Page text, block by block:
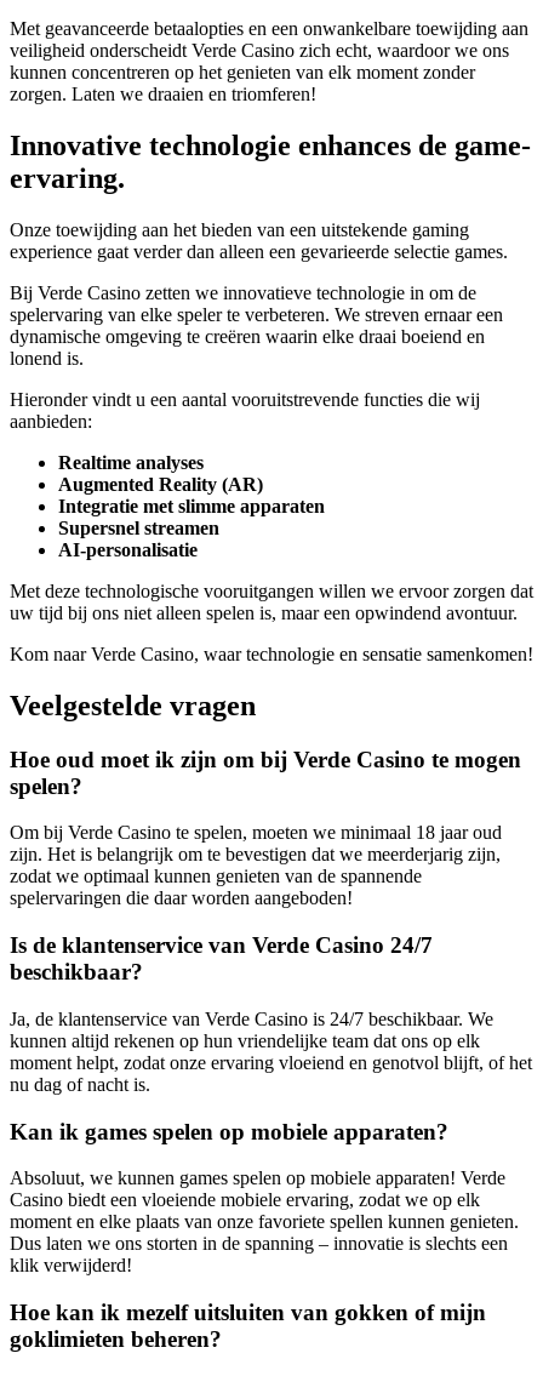
Met geavanceerde betaalopties en een onwankelbare toewijding aan
veiligheid onderscheidt Verde Casino zich echt, waardoor we ons
kunnen concentreren op het genieten van elk moment zonder
zorgen. Laten we draaien en triomferen!
Innovative technologie enhances de game-
ervaring.
Onze toewijding aan het bieden van een uitstekende gaming
experience gaat verder dan alleen een gevarieerde selectie games.
Bij Verde Casino zetten we innovatieve technologie in om de
spelervaring van elke speler te verbeteren. We streven ernaar een
dynamische omgeving te creëren waarin elke draai boeiend en
lonend is.
Hieronder vindt u een aantal vooruitstrevende functies die wij
aanbieden:
Realtime analyses
Augmented Reality (AR)
Integratie met slimme apparaten
Supersnel streamen
AI-personalisatie
Met deze technologische vooruitgangen willen we ervoor zorgen dat
uw tijd bij ons niet alleen spelen is, maar een opwindend avontuur.
Kom naar Verde Casino, waar technologie en sensatie samenkomen!
Veelgestelde vragen
Hoe oud moet ik zijn om bij Verde Casino te mogen
spelen?
Om bij Verde Casino te spelen, moeten we minimaal 18 jaar oud
zijn. Het is belangrijk om te bevestigen dat we meerderjarig zijn,
zodat we optimaal kunnen genieten van de spannende
spelervaringen die daar worden aangeboden!
Is de klantenservice van Verde Casino 24/7
beschikbaar?
Ja, de klantenservice van Verde Casino is 24/7 beschikbaar. We
kunnen altijd rekenen op hun vriendelijke team dat ons op elk
moment helpt, zodat onze ervaring vloeiend en genotvol blijft, of het
nu dag of nacht is.
Kan ik games spelen op mobiele apparaten?
Absoluut, we kunnen games spelen op mobiele apparaten! Verde
Casino biedt een vloeiende mobiele ervaring, zodat we op elk
moment en elke plaats van onze favoriete spellen kunnen genieten.
Dus laten we ons storten in de spanning – innovatie is slechts een
klik verwijderd!
Hoe kan ik mezelf uitsluiten van gokken of mijn
goklimieten beheren?